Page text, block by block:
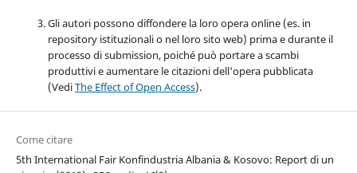
Gli autori possono diffondere la loro opera online (es. in
repository istituzionali o nel loro sito web) prima e durante il
processo di submission, poiché può portare a scambi
produttivi e aumentare le citazioni dell'opera pubblicata
(VediThe Effect of Open Access).
Come citare
5th International Fair Konfindustria Albania & Kosovo: Report di un